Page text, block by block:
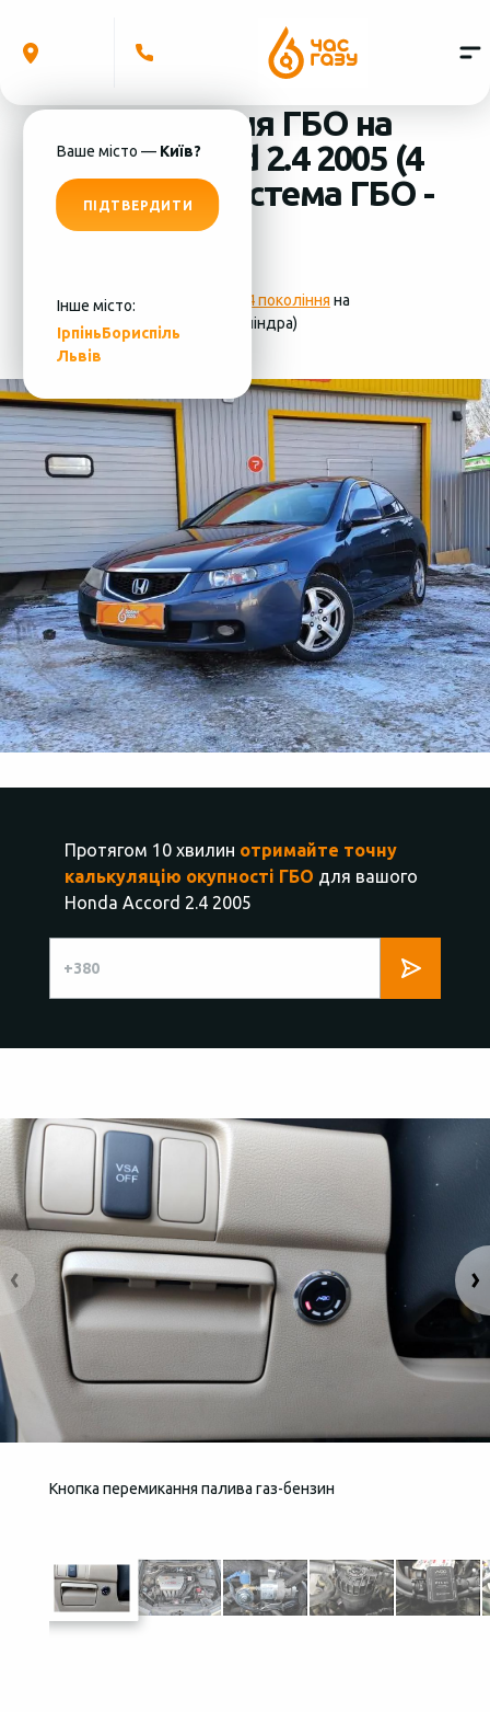
Ваше місто — Київ?
ПІДТВЕРДИТИ
Інше місто:
ІрпіньБориспіль
Львів
Встановлення ГБО на
Honda Accord 2.4 2005 (4
циліндра) система ГБО -
MRC
Фотографії установки ГБО 4 покоління на
Honda Accord 2.4 2005 (4 циліндра)
Протягом 10 хвилин отримайте точну
калькуляцію окупності ГБО для вашого
Honda Accord 2.4 2005
Кнопка перемикання палива газ-бензин